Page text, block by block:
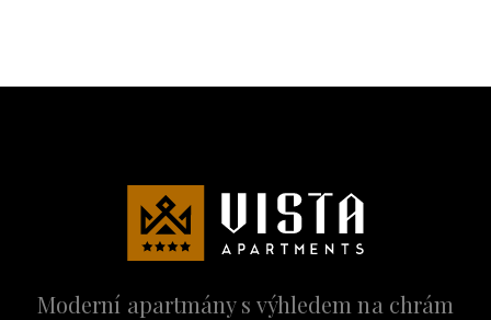
Moderní apartmány s výhledem na chrám